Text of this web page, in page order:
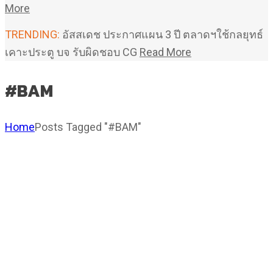
More
TRENDING: อัสสเดช ประกาศแผน 3 ปี ตลาดฯใช้กลยุทธ์
เคาะประตู บจ รับผิดชอบ CG Read More
#BAM
HomePosts Tagged "#BAM"